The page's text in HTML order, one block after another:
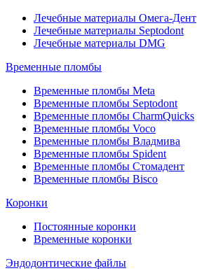
Лечебные материалы Омега-Дент
Лечебные материалы Septodont
Лечебные материалы DMG
Временные пломбы
Временные пломбы Meta
Временные пломбы Septodont
Временные пломбы CharmQuicks
Временные пломбы Voco
Временные пломбы Владмива
Временные пломбы Spident
Временные пломбы Стомадент
Временные пломбы Bisco
Коронки
Постоянные коронки
Временные коронки
Эндодонтические файлы